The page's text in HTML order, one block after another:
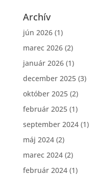
Archív
jún 2026(1)
marec 2026(2)
január 2026(1)
december 2025(3)
október 2025(2)
február 2025(1)
september 2024(1)
máj 2024(2)
marec 2024(2)
február 2024(1)